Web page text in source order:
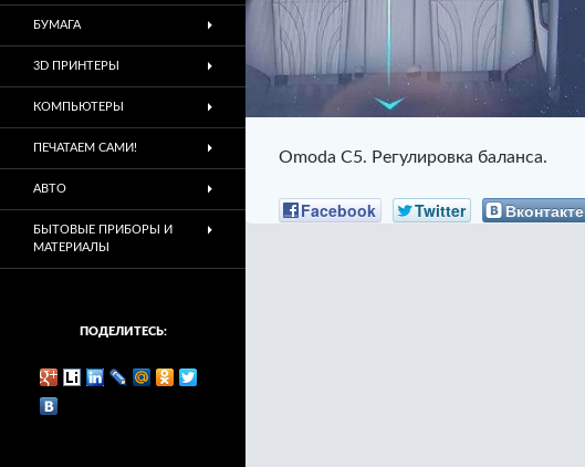
Omoda C5. Регулировка баланса.
Facebook Twitter Вконтакте
БУМАГА
3D ПРИНТЕРЫ
КОМПЬЮТЕРЫ
ПЕЧАТАЕМ САМИ!
АВТО
БЫТОВЫЕ ПРИБОРЫ И
МАТЕРИАЛЫ
ПОДЕЛИТЕСЬ: